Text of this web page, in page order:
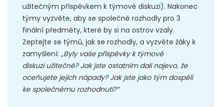
užitečným příspěvkem k týmové diskuzi). Nakonec
týmy vyzvěte, aby se společně rozhodly pro 3
finální předměty, které by si na ostrov vzaly.
Zeptejte se týmů, jak se rozhodly, a vyzvěte žáky k
zamyšlení: „Byly vaše příspěvky k týmové
diskuzi užitečné? Jak jste ostatním dali najevo, že
oceňujete jejich nápady? Jak jste jako tým dospěli
ke společnému rozhodnutí?“